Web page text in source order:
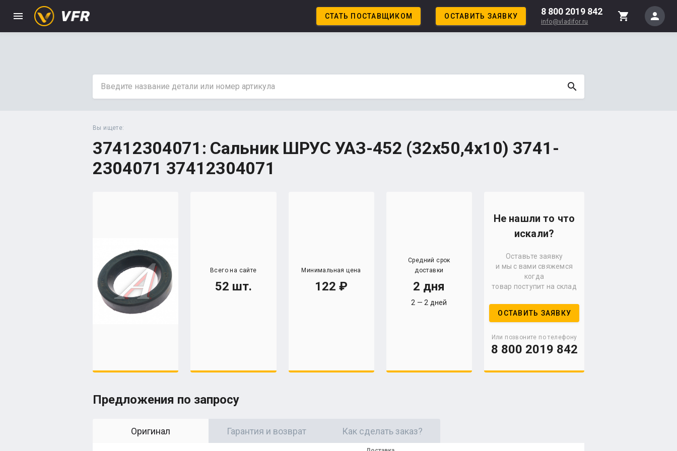
menu СТАТЬ ПОСТАВЩИКОМ ОСТАВИТЬ ЗАЯВКУ 8 800 2019 842
info@vladifor.ru shopping_cart person
search
Вы ищете:
37412304071: Сальник ШРУС УАЗ-452 (32х50,4х10) 3741-
2304071 37412304071
Всего на сайте
52 шт.
Минимальная цена
122
Средний срок
доставки
2 дня
2 — 2 дней
Не нашли то что
искали?
Оставьте заявку
и мы с вами свяжемся
когда
товар поступит на склад
ОСТАВИТЬ ЗАЯВКУ
Или позвоните по телефону
8 800 2019 842
Предложения по запросу
Оригинал Гарантия и возврат Как сделать заказ?